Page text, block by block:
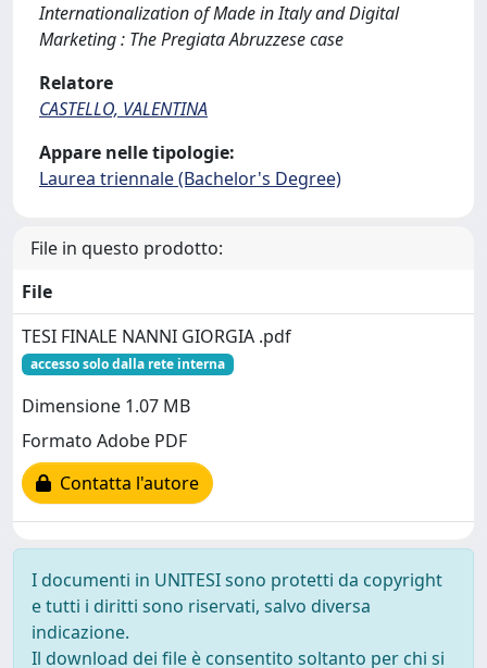
Internationalization of Made in Italy and Digital
Marketing : The Pregiata Abruzzese case
Relatore
CASTELLO, VALENTINA
Appare nelle tipologie:
Laurea triennale (Bachelor's Degree)
File in questo prodotto:
File
TESI FINALE NANNI GIORGIA .pdf
accesso solo dalla rete interna
Dimensione 1.07 MB
Formato Adobe PDF
Contatta l'autore
I documenti in UNITESI sono protetti da copyright
e tutti i diritti sono riservati, salvo diversa
indicazione.
Il download dei file è consentito soltanto per chi si